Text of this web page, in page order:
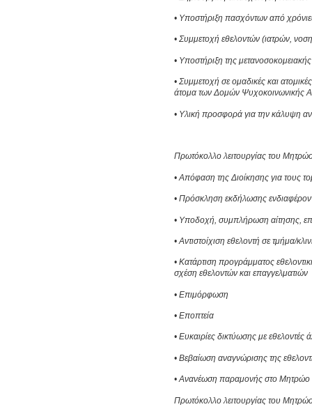
• Yποστήριξη πασχόντων από
• Συμμετοχή εθελοντών (ιατρών,
• Υποστήριξη της
• Συμμετοχή σε ομαδικές και
άτομα των Δομών Ψυχοκοινωνικής
• Υλική προσφορά για την κάλυψη
Πρωτόκολλο λειτουργίας του
• Απόφαση της Διοίκησης για τους
• Πρόσκληση εκδήλωσης
• Υποδοχή, συμπλήρωση αίτησης,
• Αντιστοίχιση εθελοντή σε τμήμα/
• Κατάρτιση προγράμματος
σχέση εθελοντών και επαγγελματιών
• Επιμόρφωση
• Εποπτεία
• Ευκαιρίες δικτύωσης με
• Βεβαίωση αναγνώρισης της
• Ανανέωση παραμονής στο Μητρώο ή
Πρωτόκολλο λειτουργίας του